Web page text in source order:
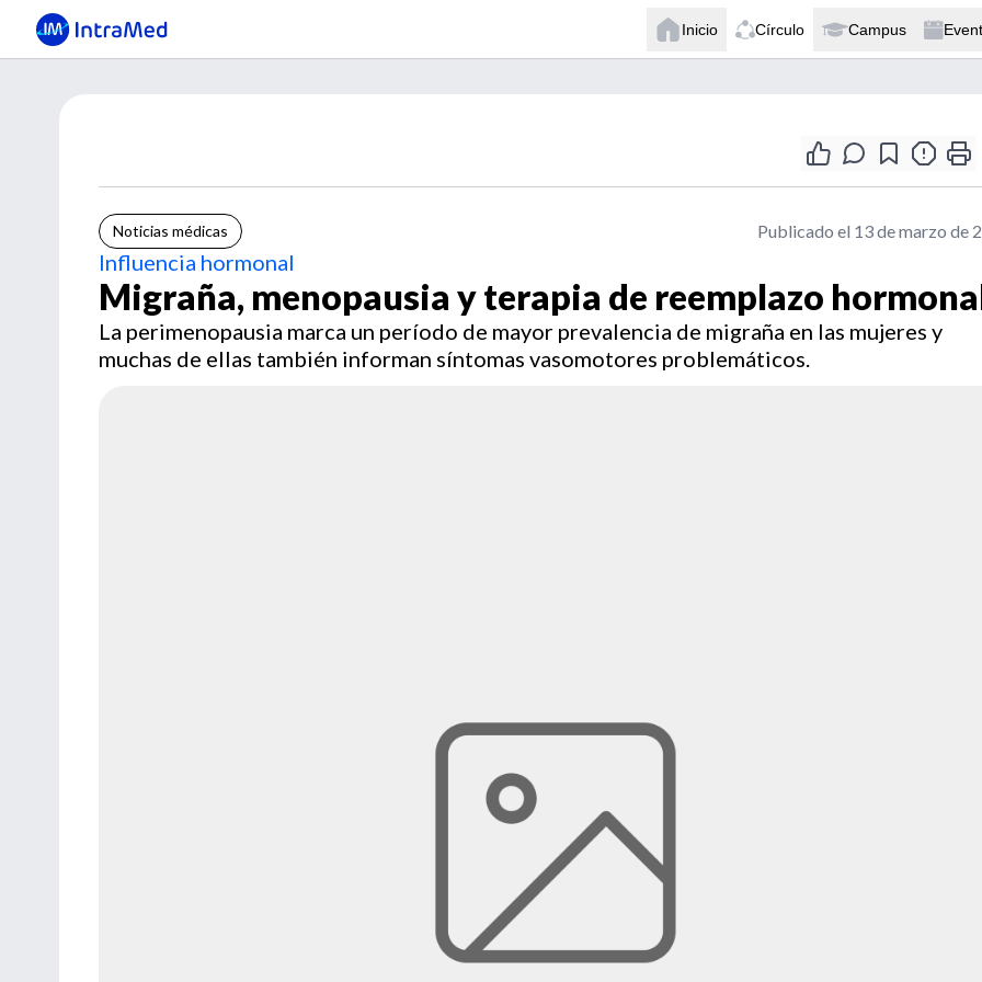
Inicio Círculo Campus
Noticias médicas Publicado el 13 de marzo de
Influencia hormonal
Migraña, menopausia y terapia de reemplazo
La perimenopausia marca un período de mayor prevalencia de migraña en las mujeres y
muchas de ellas también informan síntomas vasomotores problemáticos.